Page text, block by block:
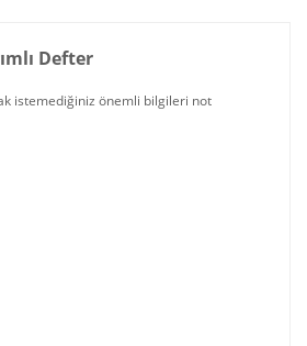
Defter
istemediğiniz önemli bilgileri not